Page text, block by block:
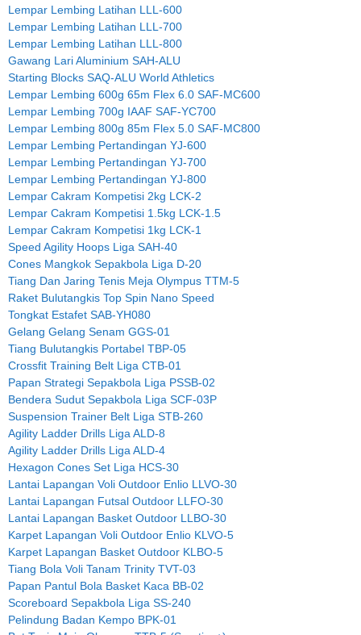
Lempar Lembing Latihan LLL-600
Lempar Lembing Latihan LLL-700
Lempar Lembing Latihan LLL-800
Gawang Lari Aluminium SAH-ALU
Starting Blocks SAQ-ALU World Athletics
Lempar Lembing 600g 65m Flex 6.0 SAF-MC600
Lempar Lembing 700g IAAF SAF-YC700
Lempar Lembing 800g 85m Flex 5.0 SAF-MC800
Lempar Lembing Pertandingan YJ-600
Lempar Lembing Pertandingan YJ-700
Lempar Lembing Pertandingan YJ-800
Lempar Cakram Kompetisi 2kg LCK-2
Lempar Cakram Kompetisi 1.5kg LCK-1.5
Lempar Cakram Kompetisi 1kg LCK-1
Speed Agility Hoops Liga SAH-40
Cones Mangkok Sepakbola Liga D-20
Tiang Dan Jaring Tenis Meja Olympus TTM-5
Raket Bulutangkis Top Spin Nano Speed
Tongkat Estafet SAB-YH080
Gelang Gelang Senam GGS-01
Tiang Bulutangkis Portabel TBP-05
Crossfit Training Belt Liga CTB-01
Papan Strategi Sepakbola Liga PSSB-02
Bendera Sudut Sepakbola Liga SCF-03P
Suspension Trainer Belt Liga STB-260
Agility Ladder Drills Liga ALD-8
Agility Ladder Drills Liga ALD-4
Hexagon Cones Set Liga HCS-30
Lantai Lapangan Voli Outdoor Enlio LLVO-30
Lantai Lapangan Futsal Outdoor LLFO-30
Lantai Lapangan Basket Outdoor LLBO-30
Karpet Lapangan Voli Outdoor Enlio KLVO-5
Karpet Lapangan Basket Outdoor KLBO-5
Tiang Bola Voli Tanam Trinity TVT-03
Papan Pantul Bola Basket Kaca BB-02
Scoreboard Sepakbola Liga SS-240
Pelindung Badan Kempo BPK-01